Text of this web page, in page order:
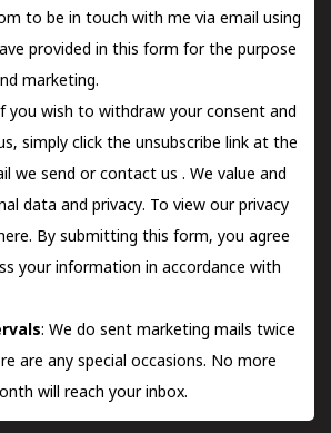
to be in touch with me via email using
provided in this form for the purpose
marketing.
you wish to withdraw your consent and
simply click the unsubscribe link at the
we send orcontact us . We value and
data and privacy. To view our privacy
By submitting this form, you agree
your information in accordance with
: We do sent marketing mails twice
are any special occasions. No more
will reach your inbox.